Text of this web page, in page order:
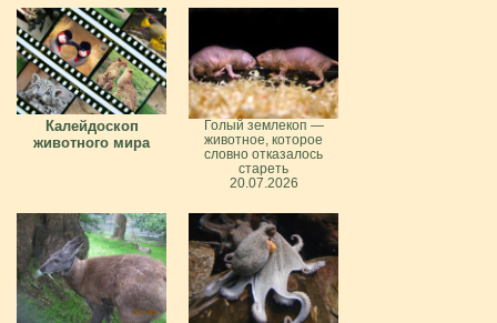
Калейдоскоп
животного мира
Голый землекоп —
животное, которое
словно отказалось
стареть
20.07.2026